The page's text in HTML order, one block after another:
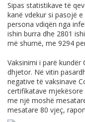
Sipas statistikave të
kanë vdekur si pasojë
persona vdiqën nga
ishin burra dhe 2801
më shumë, me 9294
Vaksinimi i parë kundër
dhjetor. Në vitin
negative të vaksinave
certifikatave
me një moshë
mesatare 80 vjeç,